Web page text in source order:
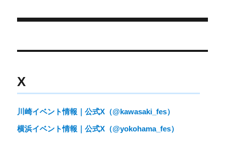
r
稿
ビ
ー
シ
X
川崎イベント情報｜公式X（@kawasaki_fes）
横浜イベント情報｜公式X（@yokohama_fes）